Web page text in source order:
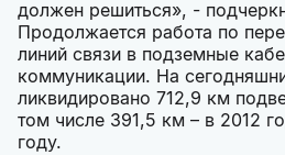
должен решиться», -
Продолжается работа по
линий связи в подземные
коммуникации. На
ликвидировано 712,9 км
том числе 391,5 км – в 2012
году.